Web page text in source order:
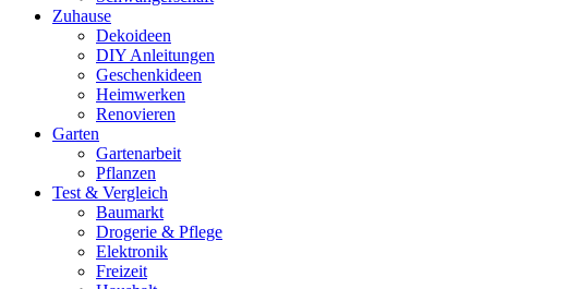
Zuhause
Dekoideen
DIY Anleitungen
Geschenkideen
Heimwerken
Renovieren
Garten
Gartenarbeit
Pflanzen
Test & Vergleich
Baumarkt
Drogerie & Pflege
Elektronik
Freizeit